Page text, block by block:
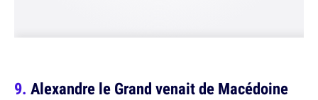
Alexandre le Grand venait de Macédoine